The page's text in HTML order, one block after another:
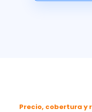
Precio, cobertura y